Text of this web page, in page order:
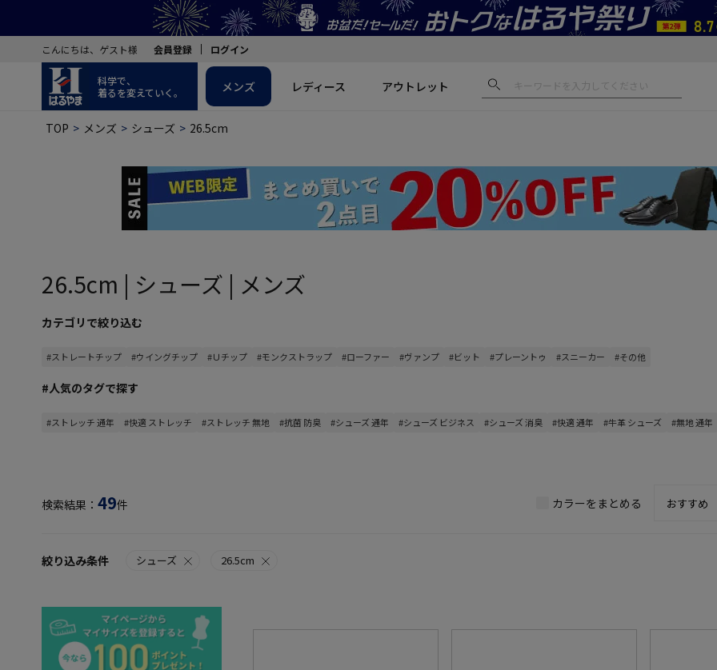
こんにちは、ゲスト様 会員登録 ログイン
科学で、
着るを変えていく。
メンズ レディース アウトレット
TOP メンズ シューズ 26.5cm
26.5cm | シューズ | メンズ
カテゴリで絞り込む
#ストレートチップ #ウイングチップ #Ｕチップ #モンクストラップ #ローファー #ヴァンプ #ビット #プレーントゥ #スニーカー #その他
#人気のタグで探す
#ストレッチ 通年 #快適 ストレッチ #ストレッチ 無地 #抗菌 防臭 #シューズ 通年 #シューズ ビジネス #シューズ 消臭 #快適 通年 #牛革 シューズ #無地 通年
検索結果： 49件 カラーをまとめる
絞り込み条件 シューズ 26.5cm